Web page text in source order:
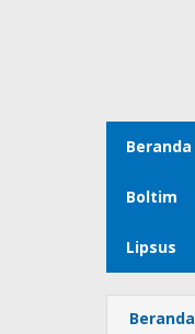
Beranda
Boltim
Lipsus
Beranda